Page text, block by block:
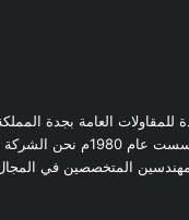
للمقاولات العامة بجدة
السعودية شركتنا تأسست عام
المتخصصين في